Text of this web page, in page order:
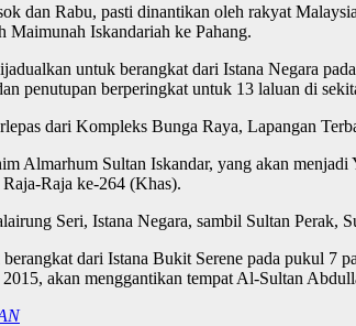
dan Rabu, pasti dinantikan oleh rakyat
Iskandariah ke Pahang.
untuk berangkat dari Istana Negara
penutupan berperingkat untuk 13 laluan di
dari Kompleks Bunga Raya, Lapangan
Almarhum Sultan Iskandar, yang akan
Raja ke-264 (Khas).
Seri, Istana Negara, sambil Sultan Perak,
dari Istana Bukit Serene pada pukul
akan menggantikan tempat Al-Sultan